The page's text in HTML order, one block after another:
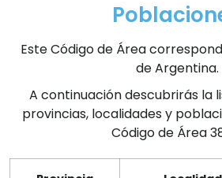
Este Código de Área
de Argentina.
A continuación descubrirás la
provincias, localidades y
Código de Área